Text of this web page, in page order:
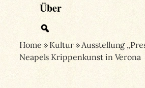
Über
Home » Kultur»Ausstellung
Neapels Krippenkunst in Verona